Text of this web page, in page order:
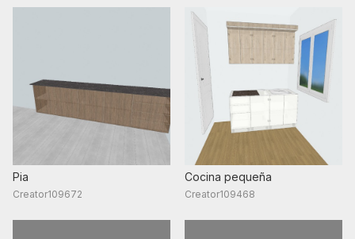
Pia
Creator109672
Cocina pequeña
Creator109468